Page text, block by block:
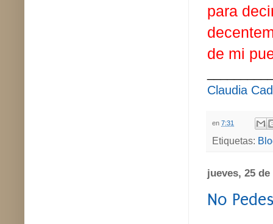
para
de mi
Claudia
en 7:31
Etiquetas:
jueves, 25
No